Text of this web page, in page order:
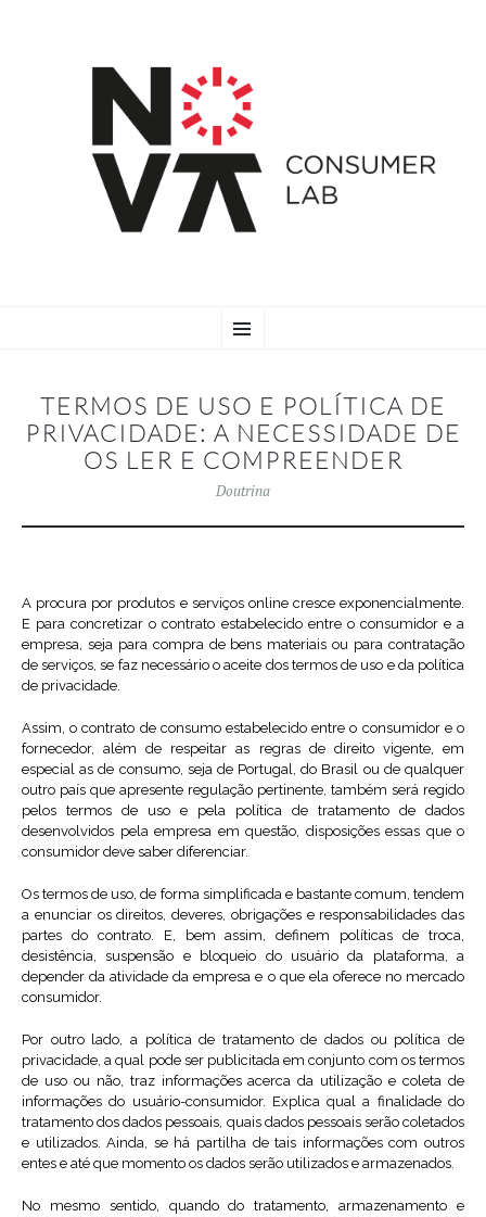
TO
TERMOS DE USO E POLÍTICA DE
PRIVACIDADE: A NECESSIDADE DE
OS LER E COMPREENDER
Doutrina
A procura por produtos e serviços online cresce exponencialmente.
E para concretizar o contrato estabelecido entre o consumidor e a
empresa, seja para compra de bens materiais ou para contratação
de serviços, se faz necessário o aceite dos termos de uso e da política
de privacidade.
Assim, o contrato de consumo estabelecido entre o consumidor e o
fornecedor, além de respeitar as regras de direito vigente, em
especial as de consumo, seja de Portugal, do Brasil ou de qualquer
outro país que apresente regulação pertinente, também será regido
pelos termos de uso e pela política de tratamento de dados
desenvolvidos pela empresa em questão, disposições essas que o
consumidor deve saber diferenciar.
Os termos de uso, de forma simplificada e bastante comum, tendem
a enunciar os direitos, deveres, obrigações e responsabilidades das
partes do contrato. E, bem assim, definem políticas de troca,
desistência, suspensão e bloqueio do usuário da plataforma, a
depender da atividade da empresa e o que ela oferece no mercado
consumidor.
Por outro lado, a política de tratamento de dados ou política de
privacidade, a qual pode ser publicitada em conjunto com os termos
de uso ou não, traz informações acerca da utilização e coleta de
informações do usuário-consumidor. Explica qual a finalidade do
tratamento dos dados pessoais, quais dados pessoais serão coletados
e utilizados. Ainda, se há partilha de tais informações com outros
entes e até que momento os dados serão utilizados e armazenados.
No mesmo sentido, quando do tratamento, armazenamento e